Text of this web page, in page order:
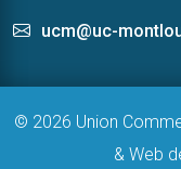
ucm@uc-
© 2026 Union
& Web